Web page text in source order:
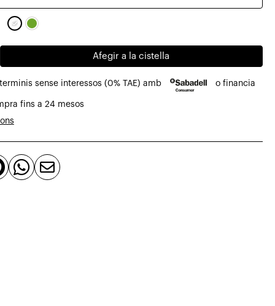
Afegir a la cistella
sense interessos (0% TAE) amb o financia
fins a 24 mesos
 